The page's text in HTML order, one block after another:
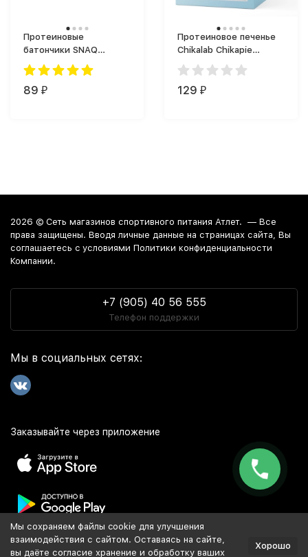
Протеиновые
батончики SNAQ
FABRIQ Батончик COCO
(40 г)
89 ₽
Протеиновое печенье
Chikalab Chikapie
129 ₽
2026 © Сеть магазинов спортивного питания Атлет. — Все
права защищены. Вводя личные данные на страницах сайта, Вы
соглашаетесь c условиями Политики конфиденциальности
Компании.
+7 (905) 40 56 555
Телефон поддержки
Мы в социальных сетях:
Заказывайте через приложение
Популярное
Мы сохраняем файлы cookie для улучшения
взаимодействия с сайтом. Оставаясь на сайте,
вы даёте согласие хранение и обработку ваших
Хорошо